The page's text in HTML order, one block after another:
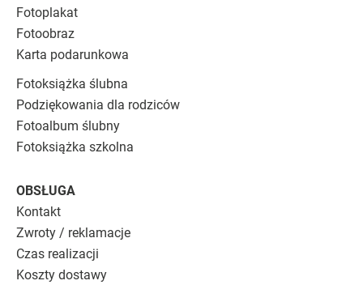
Fotoplakat
Fotoobraz
Karta podarunkowa
Fotoksiążka ślubna
Podziękowania dla rodziców
Fotoalbum ślubny
Fotoksiążka szkolna
OBSŁUGA
Kontakt
Zwroty / reklamacje
Czas realizacji
Koszty dostawy